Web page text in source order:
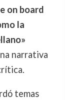
on board
la
narrativa
temas